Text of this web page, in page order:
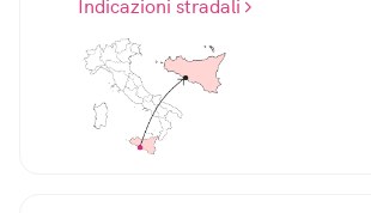
Indicazioni stradali